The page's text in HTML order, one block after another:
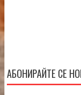
АБОНИРАЙТЕ СЕ